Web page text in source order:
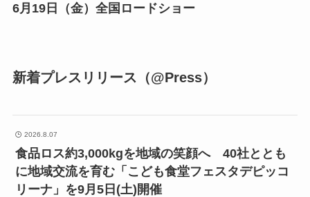
6月19日（金）全国ロードショー
新着プレスリリース（@Press）
2026.8.07
食品ロス約3,000kgを地域の笑顔へ 40社ととも
に地域交流を育む「こども食堂フェスタデピッコ
リーナ」を9月5日(土)開催